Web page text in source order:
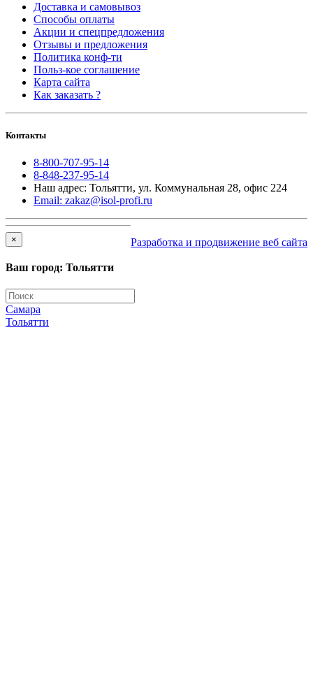
Доставка и самовывоз
Способы оплаты
Акции и спецпредложения
Отзывы и предложения
Политика конф-ти
Польз-кое соглашение
Карта сайта
Как заказать ?
Контакты
8-800-707-95-14
8-848-237-95-14
Наш адрес: Тольятти, ул. Коммунальная 28, офис 224
Email: zakaz@isol-profi.ru
Разработка и продвижение веб сайта
×
Ваш город: Тольятти
Самара
Тольятти